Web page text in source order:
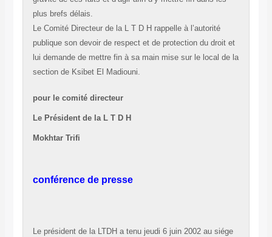
plus brefs délais.
Le Comité Directeur de la L T D H rappelle à l’autorité
publique son devoir de respect et de protection du droit et
lui demande de mettre fin à sa main mise sur le local de la
section de Ksibet El Madiouni.
pour le comité directeur
Le Président de la L T D H
Mokhtar Trifi
conférence de presse
Le président de la LTDH a tenu jeudi 6 juin 2002 au siége